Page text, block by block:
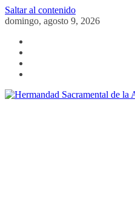
Saltar al contenido
domingo, agosto 9, 2026